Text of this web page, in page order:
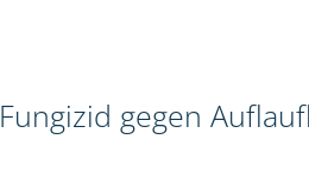
Fungizid gegen